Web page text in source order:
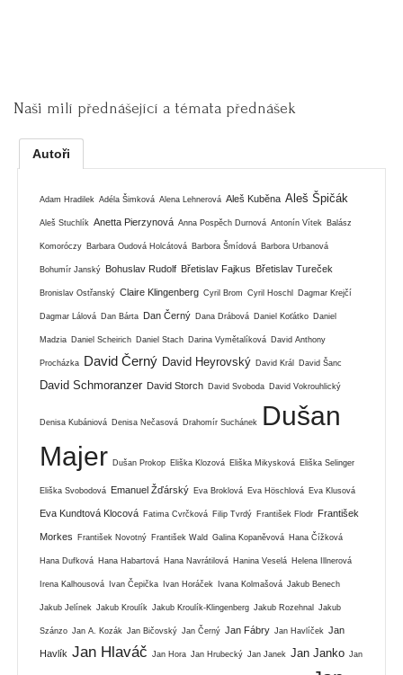
Naši milí přednášející a témata přednášek
Autoři
Adam Hradilek Adéla Šimková Alena Lehnerová Aleš Kuběna Aleš Špičák
Aleš Stuchlík Anetta Pierzynová Anna Pospěch Durnová Antonín Vítek Balász
Komoróczy Barbara Oudová Holcátová Barbora Šmídová Barbora Urbanová
Bohumír Janský Bohuslav Rudolf Břetislav Fajkus Břetislav Tureček
Bronislav Ostřanský Claire Klingenberg Cyril Brom Cyril Hoschl Dagmar Krejčí
Dagmar Lálová Dan Bárta Dan Černý Dana Drábová Daniel Koťátko Daniel
Madzia Daniel Scheirich Daniel Stach Darina Vymětalíková David Anthony
Procházka David Černý David Heyrovský David Král David Šanc
David Schmoranzer David Storch David Svoboda David Vokrouhlický
Denisa Kubániová Denisa Nečasová Drahomír Suchánek
Dušan
Majer Dušan Prokop Eliška Klozová Eliška Mikysková Eliška Selinger
Eliška Svobodová Emanuel Žďárský Eva Broklová Eva Höschlová Eva Klusová
Eva Kundtová Klocová Fatima Cvrčková Filip Tvrdý František Flodr František
Morkes František Novotný František Wald Galina Kopaněvová Hana Čížková
Hana Dufková Hana Habartová Hana Navrátilová Hanina Veselá Helena Illnerová
Irena Kalhousová Ivan Čepička Ivan Horáček Ivana Kolmašová Jakub Benech
Jakub Jelínek Jakub Kroulík Jakub Kroulík-Klingenberg Jakub Rozehnal Jakub
Szánzo Jan A. Kozák Jan Bičovský Jan Černý Jan Fábry Jan Havlíček Jan
Havlík Jan Hlaváč Jan Hora Jan Hrubecký Jan Janek Jan Janko Jan